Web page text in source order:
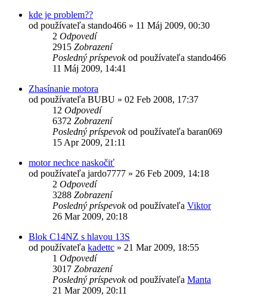
kde je problem??
od používateľa stando466 » 11 Máj 2009, 00:30
2 Odpovedí
2915 Zobrazení
Posledný príspevokod používateľa stando466
11 Máj 2009, 14:41
Zhasínanie motora
od používateľa BUBU » 02 Feb 2008, 17:37
12 Odpovedí
6372 Zobrazení
Posledný príspevokod používateľa baran069
15 Apr 2009, 21:11
motor nechce naskočiť
od používateľa jardo7777 » 26 Feb 2009, 14:18
2 Odpovedí
3288 Zobrazení
Posledný príspevokod používateľa Viktor
26 Mar 2009, 20:18
Blok C14NZ s hlavou 13S
od používateľa kadettc » 21 Mar 2009, 18:55
1 Odpovedí
3017 Zobrazení
Posledný príspevokod používateľa Manta
21 Mar 2009, 20:11